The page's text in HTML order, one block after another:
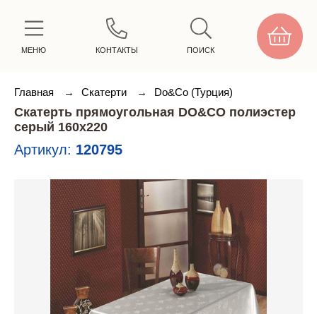
МЕНЮ КОНТАКТЫ ПОИСК
Главная → Скатерти → Do&Co (Турция)
Скатерть прямоугольная DO&CO полиэстер
серый 160х220
Артикул: 120795